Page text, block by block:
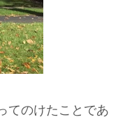
てのけたことであ